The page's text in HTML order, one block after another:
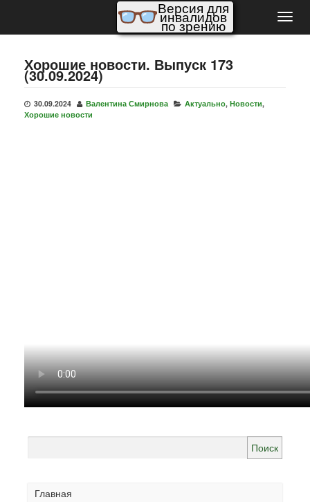
Версия для
инвалидов
по зрению
Хорошие новости. Выпуск 173
(30.09.2024)
30.09.2024 Валентина Смирнова Актуально, Новости,
Хорошие новости
Главная